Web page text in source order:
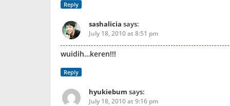
Reply
sashalicia says:
July 18, 2010 at 8:51 pm
wuidih…keren!!!
Reply
hyukiebum says:
July 18, 2010 at 9:16 pm